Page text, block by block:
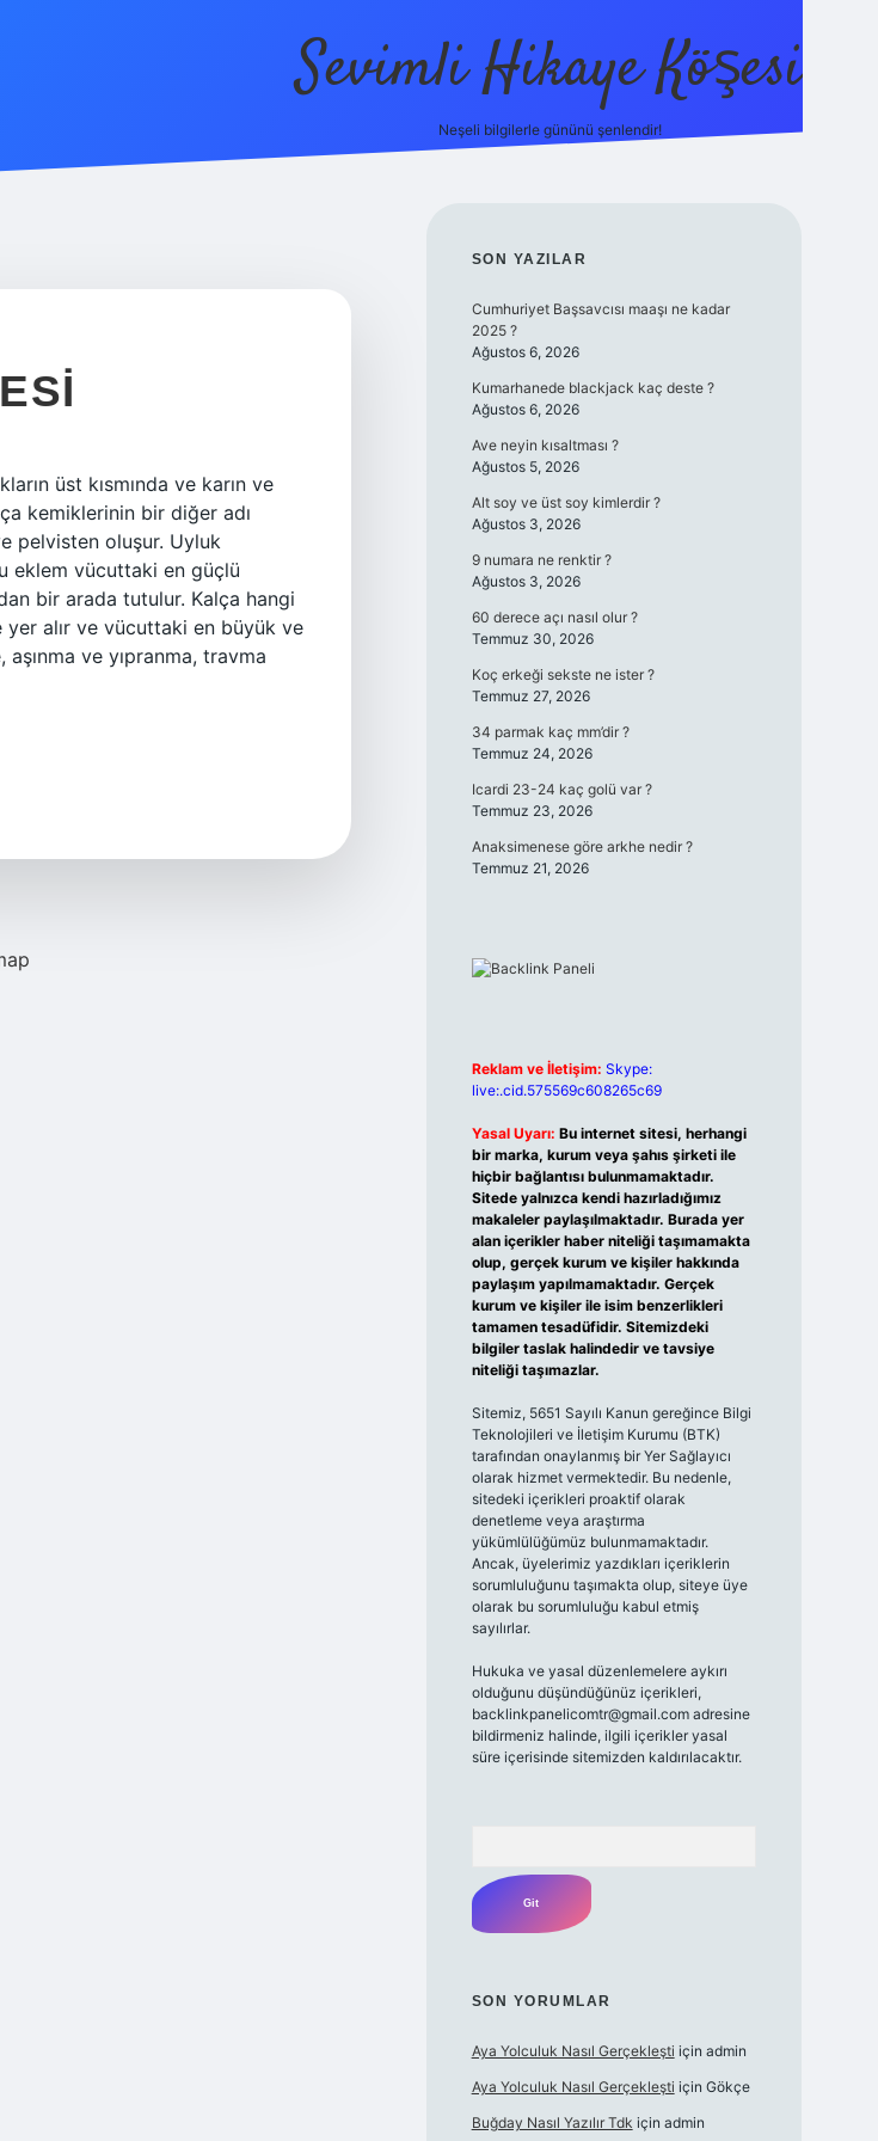
Sevimli Hikaye Köşesi
Neşeli bilgilerle gününü şenlendir!
üst kısmında ve karın ve
kemiklerinin bir diğer adı
pelvisten oluşur. Uyluk
eklem vücuttaki en güçlü
bir arada tutulur. Kalça hangi
alır ve vücuttaki en büyük ve
ve yıpranma, travma
SIDEBAR
SON YAZILAR
Cumhuriyet Başsavcısı maaşı ne kadar
2025 ?
Ağustos 6, 2026
Kumarhanede blackjack kaç deste ?
Ağustos 6, 2026
Ave neyin kısaltması ?
Ağustos 5, 2026
Alt soy ve üst soy kimlerdir ?
Ağustos 3, 2026
9 numara ne renktir ?
Ağustos 3, 2026
60 derece açı nasıl olur ?
Temmuz 30, 2026
Koç erkeği sekste ne ister ?
Temmuz 27, 2026
34 parmak kaç mm’dir ?
Temmuz 24, 2026
Icardi 23-24 kaç golü var ?
Temmuz 23, 2026
Anaksimenese göre arkhe nedir ?
Temmuz 21, 2026
Reklam ve İletişim: Skype:
live:.cid.575569c608265c69
Yasal Uyarı: Bu internet sitesi, herhangi
bir marka, kurum veya şahıs şirketi ile
hiçbir bağlantısı bulunmamaktadır.
Sitede yalnızca kendi hazırladığımız
makaleler paylaşılmaktadır. Burada yer
alan içerikler haber niteliği taşımamakta
olup, gerçek kurum ve kişiler hakkında
paylaşım yapılmamaktadır. Gerçek
kurum ve kişiler ile isim benzerlikleri
tamamen tesadüfidir. Sitemizdeki
bilgiler taslak halindedir ve tavsiye
niteliği taşımazlar.
Sitemiz, 5651 Sayılı Kanun gereğince Bilgi
Teknolojileri ve İletişim Kurumu (BTK)
tarafından onaylanmış bir Yer Sağlayıcı
olarak hizmet vermektedir. Bu nedenle,
sitedeki içerikleri proaktif olarak
denetleme veya araştırma
yükümlülüğümüz bulunmamaktadır.
Ancak, üyelerimiz yazdıkları içeriklerin
sorumluluğunu taşımakta olup, siteye üye
olarak bu sorumluluğu kabul etmiş
sayılırlar.
Hukuka ve yasal düzenlemelere aykırı
olduğunu düşündüğünüz içerikleri,
backlinkpanelicomtr@gmail.com adresine
bildirmeniz halinde, ilgili içerikler yasal
süre içerisinde sitemizden kaldırılacaktır.
SON YORUMLAR
Aya Yolculuk Nasıl Gerçekleşti için admin
Aya Yolculuk Nasıl Gerçekleşti için Gökçe
Buğday Nasıl Yazılır Tdk için admin